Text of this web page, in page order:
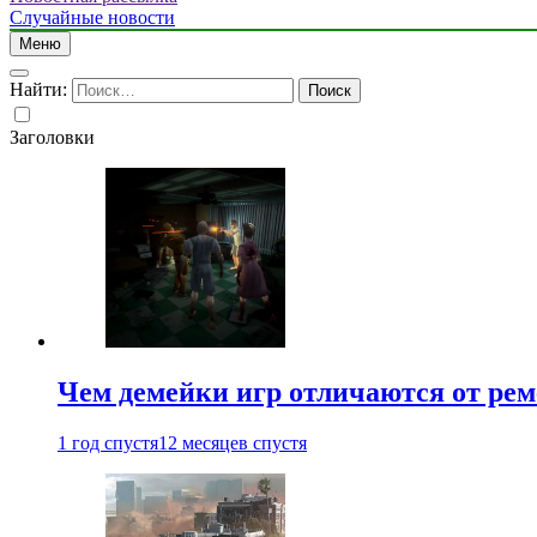
Случайные новости
Меню
Найти:
Заголовки
Чем демейки игр отличаются от
1 год спустя12 месяцев спустя